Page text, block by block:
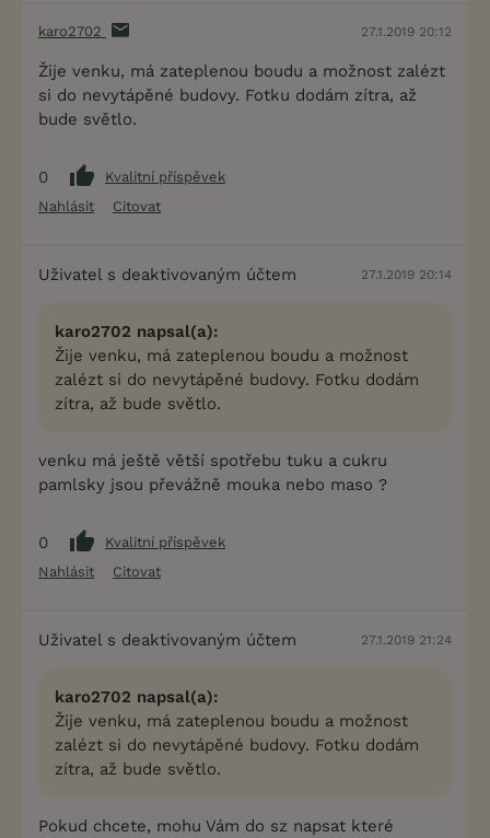
karo2702 27.1.2019 20:12
Žije venku, má zateplenou boudu a možnost zalézt
si do nevytápěné budovy. Fotku dodám zítra, až
bude světlo.
0
Kvalitní příspěvek
Nahlásit
Citovat
Uživatel s deaktivovaným účtem 27.1.2019 20:14
karo2702 napsal(a):
Žije venku, má zateplenou boudu a možnost
zalézt si do nevytápěné budovy. Fotku dodám
zítra, až bude světlo.
venku má ještě větší spotřebu tuku a cukru
pamlsky jsou převážně mouka nebo maso ?
0
Kvalitní příspěvek
Nahlásit
Citovat
Uživatel s deaktivovaným účtem 27.1.2019 21:24
karo2702 napsal(a):
Žije venku, má zateplenou boudu a možnost
zalézt si do nevytápěné budovy. Fotku dodám
zítra, až bude světlo.
Pokud chcete, mohu Vám do sz napsat které